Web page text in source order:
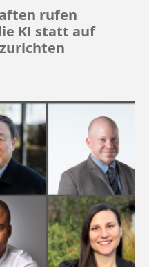
rufen
KI statt auf